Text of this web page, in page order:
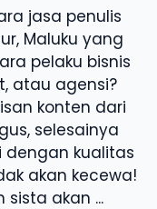
jasa penulis
Maluku yang
pelaku bisnis
atau agensi?
konten dari
selesainya
kualitas
akan kecewa!
akan ...